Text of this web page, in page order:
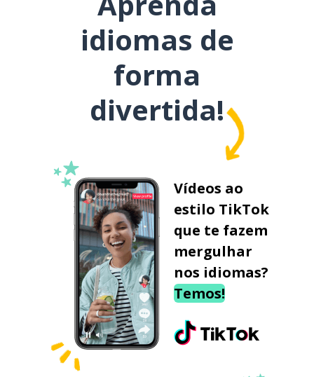
idiomas de
forma
divertida!
Vídeos ao
estilo TikTok
que te fazem
mergulhar
nos idiomas?
Temos!